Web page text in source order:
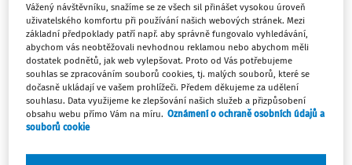
Ve Sbírce zákonů byla pod č. 370/2012 Sb. vyhlášena
novela školského zákona upravující nová pravidla
maturitních zkoušek. Pod č. 371/2012 Sb. vyšla také
novela vyhlášky č. 177/2009 Sb., o bližších podmínkách
ukončování vzdělávání ve středních školách maturitní
zkouškou.
Vážený návštěvníku, snažíme se ze všech sil přinášet vysokou úroveň
uživatelského komfortu při používání našich webových stránek. Mezi
základní předpoklady patří např. aby správně fungovalo vyhledávání,
abychom vás neobtěžovali nevhodnou reklamou nebo abychom měli
dostatek podnětů, jak web vylepšovat. Proto od Vás potřebujeme
souhlas se zpracováním souborů cookies, tj. malých souborů, které se
dočasně ukládají ve vašem prohlížeči. Předem děkujeme za udělení
souhlasu. Data využijeme ke zlepšování našich služeb a přizpůsobení
obsahu webu přímo Vám na míru. Oznámení o ochraně osobních údajů a
souborů cookie